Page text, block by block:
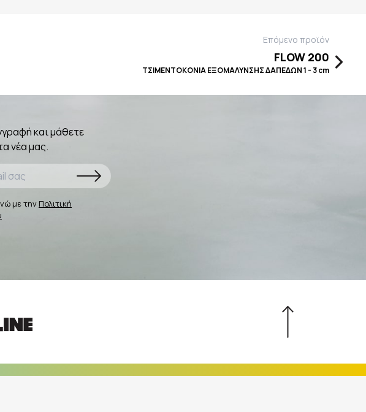
Επόμενο προϊόν
FLOW 200
ΤΣΙΜΕΝΤΟΚΟΝΙΑ ΕΞΟΜΑΛΥΝΣΗΣ ΔΑΠΕΔΩΝ 1 - 3 cm
και μάθετε
νέα μας.
με την Πολιτική